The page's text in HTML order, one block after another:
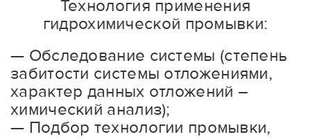
Технология применения
гидрохимической промывки:
— Обследование системы (степень
забитости системы отложениями,
характер данных отложений –
химический анализ);
— Подбор технологии промывки,